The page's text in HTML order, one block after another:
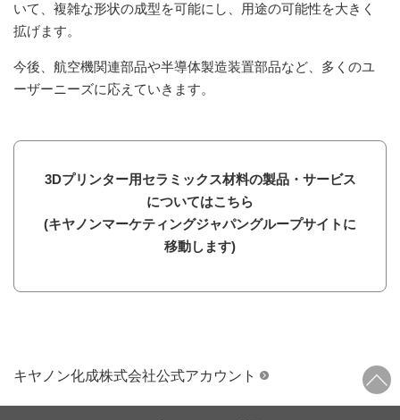
いて、複雑な形状の成型を可能にし、用途の可能性を大きく
拡げます。
今後、航空機関連部品や半導体製造装置部品など、多くのユ
ーザーニーズに応えていきます。
3Dプリンター用セラミックス材料の製品・サービス
についてはこちら
(キヤノンマーケティングジャパングループサイトに
移動します)
キヤノン化成株式会社公式アカウント